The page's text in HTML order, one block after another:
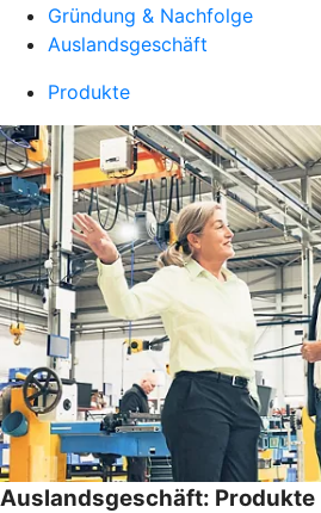
Gründung & Nachfolge
Auslandsgeschäft
Produkte
Auslandsgeschäft: Produkte